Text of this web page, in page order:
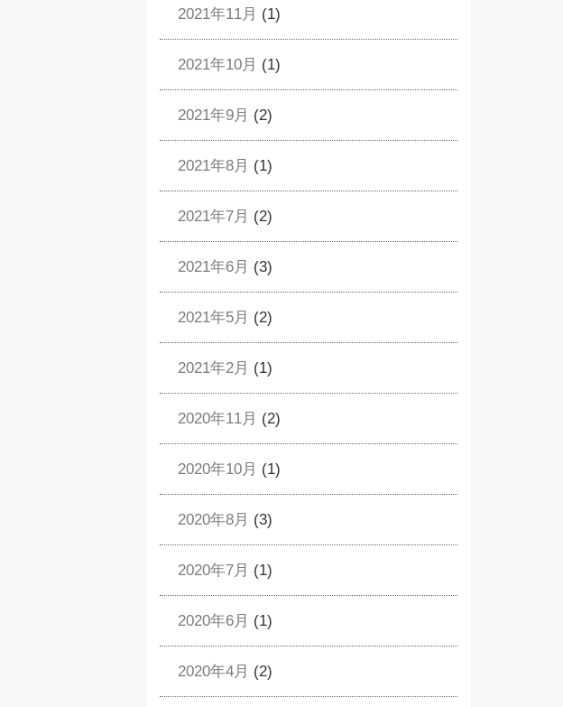
2021年11月 (1)
2021年10月 (1)
2021年9月 (2)
2021年8月 (1)
2021年7月 (2)
2021年6月 (3)
2021年5月 (2)
2021年2月 (1)
2020年11月 (2)
2020年10月 (1)
2020年8月 (3)
2020年7月 (1)
2020年6月 (1)
2020年4月 (2)